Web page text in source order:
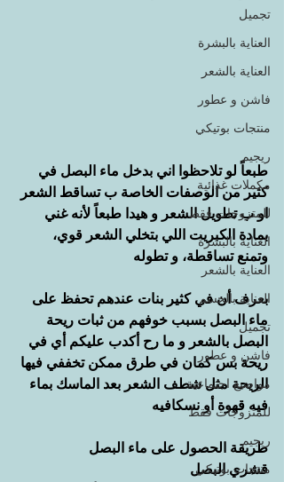
تجميل
العناية بالبشرة
العناية بالشعر
فاشن و عطور
منتجات بوتيكي
ريجيم
مكملات غذائية
للمتزوجات فقط
العناية بالبشرة
العناية بالشعر
العناية بالجسم
تجميل
فاشن و عطور
مواضيع اجتماعية
للمتزوجات فقط
ريجيم
منتجات بوتيكي
طبعاً لو تلاحظوا اني بدخل ماء البصل في
كثير من الوصفات الخاصة ب تساقط الشعر
او ب تطويل الشعر و هيدا طبعاً لأنه غني
بمادة الكبريت اللي بتخلي الشعر قوي،
وتمنع تساقطة، و تطوله
بعرف أن في كثير بنات عندهم تحفظ على
ماء البصل بسبب خوفهم من ثبات ريحة
البصل بالشعر و ما رح أكدب عليكم أي في
ريحة بس كمان في طرق ممكن تخففي فيها
الريحة مثل شطف الشعر بعد الماسك بماء
فيه قهوة أو نسكافيه
طريقة الحصول على ماء البصل
قشري البصل